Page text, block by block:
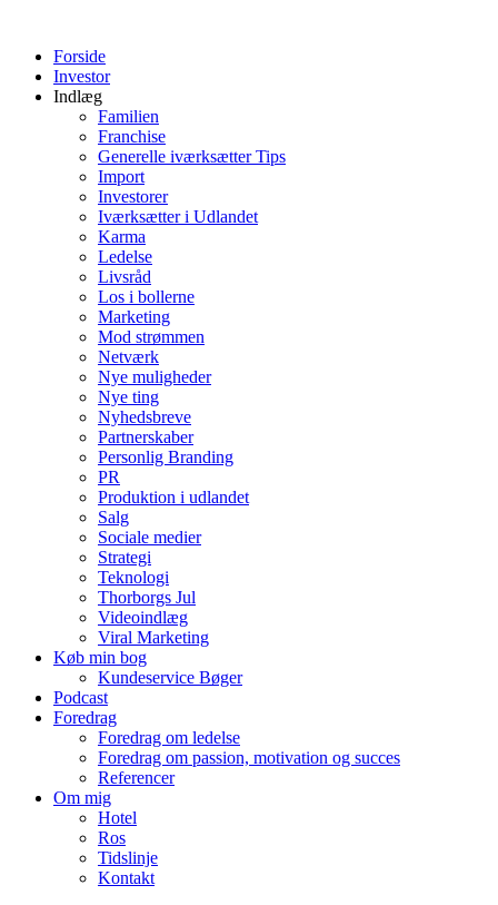
indholdForside
Investor
Indlæg
Familien
Franchise
Generelle iværksætter Tips
Import
Investorer
Iværksætter i Udlandet
Karma
Ledelse
Livsråd
Los i bollerne
Marketing
Mod strømmen
Netværk
Nye muligheder
Nye ting
Nyhedsbreve
Partnerskaber
Personlig Branding
PR
Produktion i udlandet
Salg
Sociale medier
Strategi
Teknologi
Thorborgs Jul
Videoindlæg
Viral Marketing
Køb min bog
Kundeservice Bøger
Podcast
Foredrag
Foredrag om ledelse
Foredrag om passion, motivation og succes
Referencer
Om mig
Hotel
Ros
Tidslinje
Kontakt